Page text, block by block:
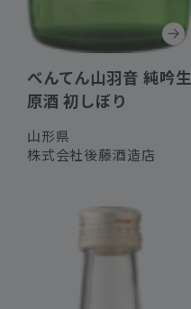
べんてん山羽音 純吟生
原酒 初しぼり
山形県
株式会社後藤酒造店